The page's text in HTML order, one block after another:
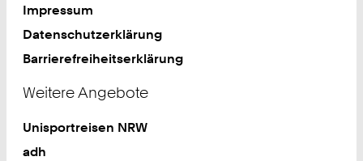
Impressum
Datenschutzerklärung
Barrierefreiheitserklärung
Weitere Angebote
Unisportreisen NRW
adh